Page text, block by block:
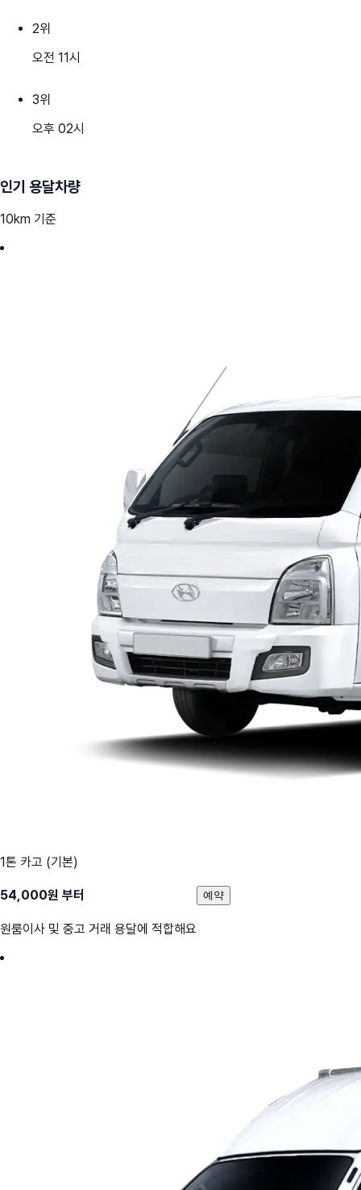
2위
오전 11시
3위
오후 02시
인기 용달차량
10km 기준
1톤 카고 (기본)
54,000원 부터
원룸이사 및 중고 거래 용달에 적합해요
예약